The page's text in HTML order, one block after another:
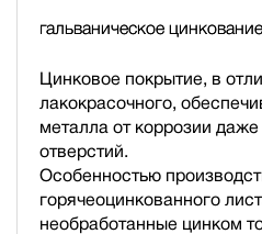
гальваническое
Цинковое покрытие, в
лакокрасочного,
металла от коррозии
отверстий.
Особенностью
горячеоцинкованного
необработанные цинком